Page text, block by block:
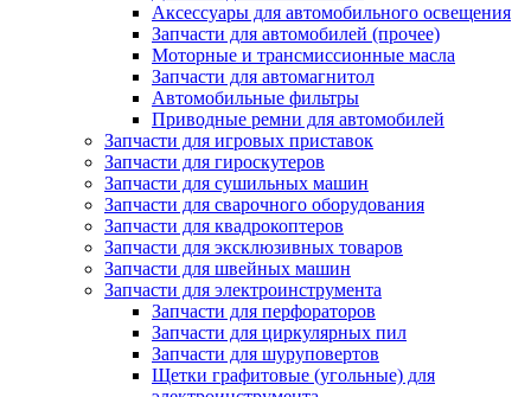
Аксессуары для автомобильного освещения
Запчасти для автомобилей (прочее)
Моторные и трансмиссионные масла
Запчасти для автомагнитол
Автомобильные фильтры
Приводные ремни для автомобилей
Запчасти для игровых приставок
Запчасти для гироскутеров
Запчасти для сушильных машин
Запчасти для сварочного оборудования
Запчасти для квадрокоптеров
Запчасти для эксклюзивных товаров
Запчасти для швейных машин
Запчасти для электроинструмента
Запчасти для перфораторов
Запчасти для циркулярных пил
Запчасти для шуруповертов
Щетки графитовые (угольные) для